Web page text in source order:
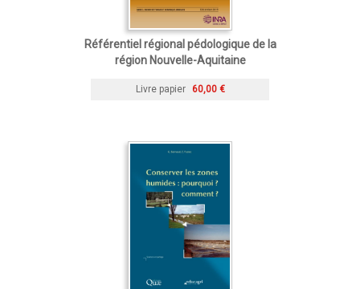
Référentiel régional pédologique de la
région Nouvelle-Aquitaine
Livre papier 60,00 €